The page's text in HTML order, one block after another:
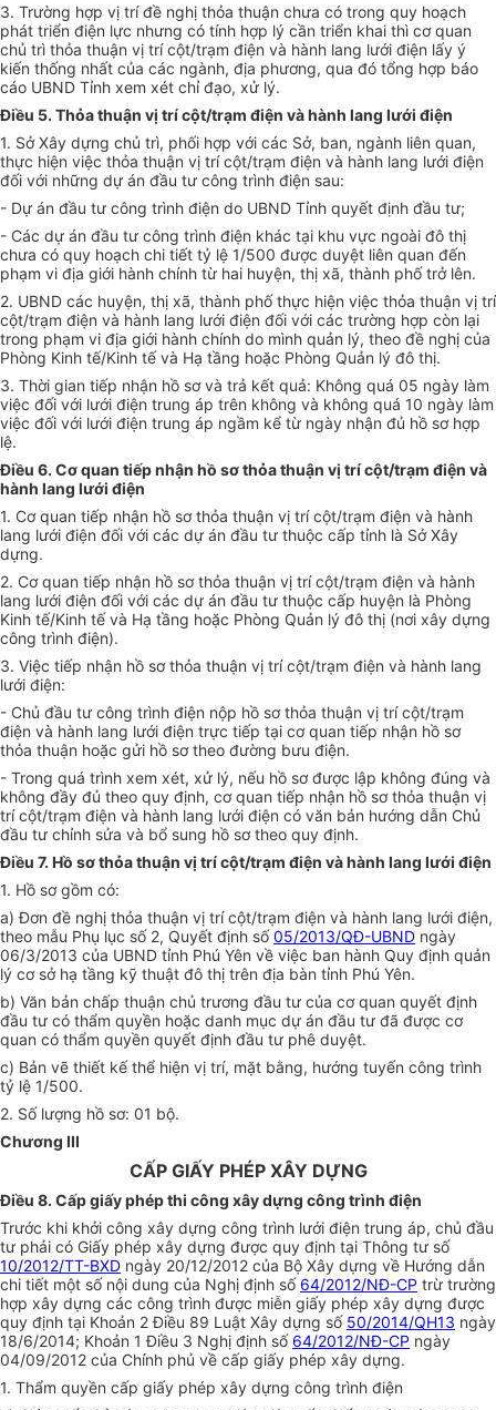
3. Trường hợp vị trí đề nghị thỏa thuận chưa có trong quy hoạch
phát triển điện lực nhưng có tính hợp lý cần triển khai thì cơ quan
chủ trì thỏa thuận vị trí cột/trạm điện và hành lang lưới điện lấy ý
kiến thống nhất của các ngành, địa phương, qua đó tổng hợp báo
cáo UBND Tỉnh xem xét chỉ đạo, xử lý.
Điều 5. Thỏa thuận vị trí cột/trạm điện và hành lang lưới điện
1. Sở Xây dựng chủ trì, phối hợp với các Sở, ban, ngành liên quan,
thực hiện việc thỏa thuận vị trí cột/trạm điện và hành lang lưới điện
đối với những dự án đầu tư công trình điện sau:
- Dự án đầu tư công trình điện do UBND Tỉnh quyết định đầu tư;
- Các dự án đầu tư công trình điện khác tại khu vực ngoài đô thị
chưa có quy hoạch chi tiết tỷ lệ 1/500 được duyệt liên quan đến
phạm vi địa giới hành chính từ hai huyện, thị xã, thành phố trở lên.
2. UBND các huyện, thị xã, thành phố thực hiện việc thỏa thuận vị trí
cột/trạm điện và hành lang lưới điện đối với các trường hợp còn lại
trong phạm vi địa giới hành chính do mình quản lý, theo đề nghị của
Phòng Kinh tế/Kinh tế và Hạ tầng hoặc Phòng Quản lý đô thị.
3. Thời gian tiếp nhận hồ sơ và trả kết quả: Không quá 05 ngày làm
việc đối với lưới điện trung áp trên không và không quá 10 ngày làm
việc đối với lưới điện trung áp ngầm kể từ ngày nhận đủ hồ sơ hợp
lệ.
Điều 6. Cơ quan tiếp nhận hồ sơ thỏa thuận vị trí cột/trạm điện và
hành lang lưới điện
1. Cơ quan tiếp nhận hồ sơ thỏa thuận vị trí cột/trạm điện và hành
lang lưới điện đối với các dự án đầu tư thuộc cấp tỉnh là Sở Xây
dựng.
2. Cơ quan tiếp nhận hồ sơ thỏa thuận vị trí cột/trạm điện và hành
lang lưới điện đối với các dự án đầu tư thuộc cấp huyện là Phòng
Kinh tế/Kinh tế và Hạ tầng hoặc Phòng Quản lý đô thị (nơi xây dựng
công trình điện).
3. Việc tiếp nhận hồ sơ thỏa thuận vị trí cột/trạm điện và hành lang
lưới điện:
- Chủ đầu tư công trình điện nộp hồ sơ thỏa thuận vị trí cột/trạm
điện và hành lang lưới điện trực tiếp tại cơ quan tiếp nhận hồ sơ
thỏa thuận hoặc gửi hồ sơ theo đường bưu điện.
- Trong quá trình xem xét, xử lý, nếu hồ sơ được lập không đúng và
không đầy đủ theo quy định, cơ quan tiếp nhận hồ sơ thỏa thuận vị
trí cột/trạm điện và hành lang lưới điện có văn bản hướng dẫn Chủ
đầu tư chỉnh sửa và bổ sung hồ sơ theo quy định.
Điều 7. Hồ sơ thỏa thuận vị trí cột/trạm điện và hành lang lưới điện
1. Hồ sơ gồm có:
a) Đơn đề nghị thỏa thuận vị trí cột/trạm điện và hành lang lưới điện,
theo mẫu Phụ lục số 2, Quyết định số05/2013/QĐ-UBND ngày
06/3/2013 của UBND tỉnh Phú Yên về việc ban hành Quy định quản
lý cơ sở hạ tầng kỹ thuật đô thị trên địa bàn tỉnh Phú Yên.
b) Văn bản chấp thuận chủ trương đầu tư của cơ quan quyết định
đầu tư có thẩm quyền hoặc danh mục dự án đầu tư đã được cơ
quan có thẩm quyền quyết định đầu tư phê duyệt.
c) Bản vẽ thiết kế thể hiện vị trí, mặt bằng, hướng tuyến công trình
tỷ lệ 1/500.
2. Số lượng hồ sơ: 01 bộ.
Chương III
CẤP GIẤY PHÉP XÂY DỰNG
Điều 8. Cấp giấy phép thi công xây dựng công trình điện
Trước khi khởi công xây dựng công trình lưới điện trung áp, chủ đầu
tư phải có Giấy phép xây dựng được quy định tại Thông tư số
10/2012/TT-BXD ngày 20/12/2012 của Bộ Xây dựng về Hướng dẫn
chi tiết một số nội dung của Nghị định số 64/2012/NĐ-CP trừ trường
hợp xây dựng các công trình được miễn giấy phép xây dựng được
quy định tại Khoản 2 Điều 89 Luật Xây dựng số 50/2014/QH13 ngày
18/6/2014; Khoản 1 Điều 3 Nghị định số 64/2012/NĐ-CP ngày
04/09/2012 của Chính phủ về cấp giấy phép xây dựng.
1. Thẩm quyền cấp giấy phép xây dựng công trình điện